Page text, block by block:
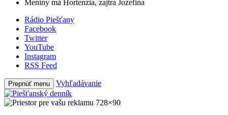
Meniny má Hortenzia, zajtra Jozefína
Rádio Piešťany
Facebook
Twitter
YouTube
Instagram
RSS Feed
Prepnúť menu Vyhľadávanie